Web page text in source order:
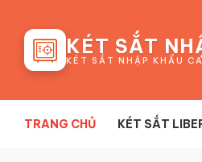
KÉT SẮT
KÉT SẮT NHẬP KHẨU
TRANG CHỦ KÉT SẮT